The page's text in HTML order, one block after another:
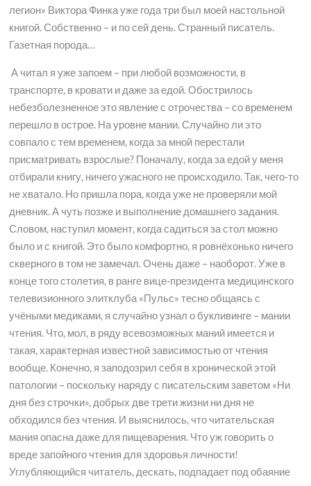
легион» Виктора Финка уже года три был моей настольной
книгой. Собственно – и по сей день. Странный писатель.
Газетная порода…
А читал я уже запоем – при любой возможности, в
транспорте, в кровати и даже за едой. Обострилось
небезболезненное это явление с отрочества – со временем
перешло в острое. На уровне мании. Случайно ли это
совпало с тем временем, когда за мной перестали
присматривать взрослые? Поначалу, когда за едой у меня
отбирали книгу, ничего ужасного не происходило. Так, чего-то
не хватало. Но пришла пора, когда уже не проверяли мой
дневник. А чуть позже и выполнение домашнего задания.
Словом, наступил момент, когда садиться за стол можно
было и с книгой. Это было комфортно, я ровнёхонько ничего
скверного в том не замечал. Очень даже – наоборот. Уже в
конце того столетия, в ранге вице-президента медицинского
телевизионного элитклуба «Пульс» тесно общаясь с
учёными медиками, я случайно узнал о букливинге – мании
чтения. Что, мол, в ряду всевозможных маний имеется и
такая, характерная известной зависимостью от чтения
вообще. Конечно, я заподозрил себя в хронической этой
патологии – поскольку наряду с писательским заветом «Ни
дня без строчки», добрых две трети жизни ни дня не
обходился без чтения. И выяснилось, что читательская
мания опасна даже для пищеварения. Что уж говорить о
вреде запойного чтения для здоровья личности!
Углубляющийся читатель, дескать, подпадает под обаяние